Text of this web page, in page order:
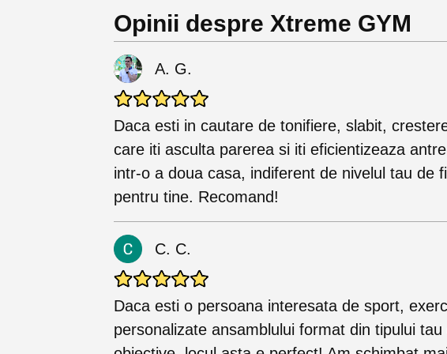
Opinii despre Xtreme GYM
A. G.
Daca esti in cautare de tonifiere, slabit,
care iti asculta parerea si iti eficientizeaza
intr-o a doua casa, indiferent de nivelul tau de
pentru tine. Recomand!
C. C.
Daca esti o persoana interesata de sport,
personalizate ansamblului format din tipului